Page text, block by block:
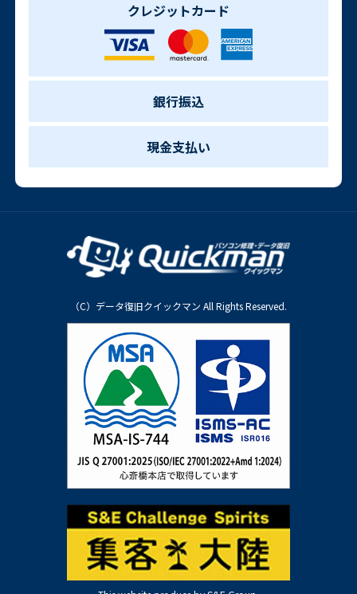
クレジットカード
銀行振込
現金支払い
（C）データ復旧クイックマン All Rights Reserved.